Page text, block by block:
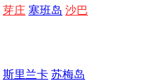
芽庄 塞班岛 沙巴
斯里兰卡 苏梅岛